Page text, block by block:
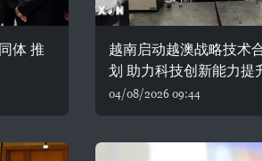
体 推
越南启动越澳战略技术
划 助力科技创新能力提
04/08/2026 09:44